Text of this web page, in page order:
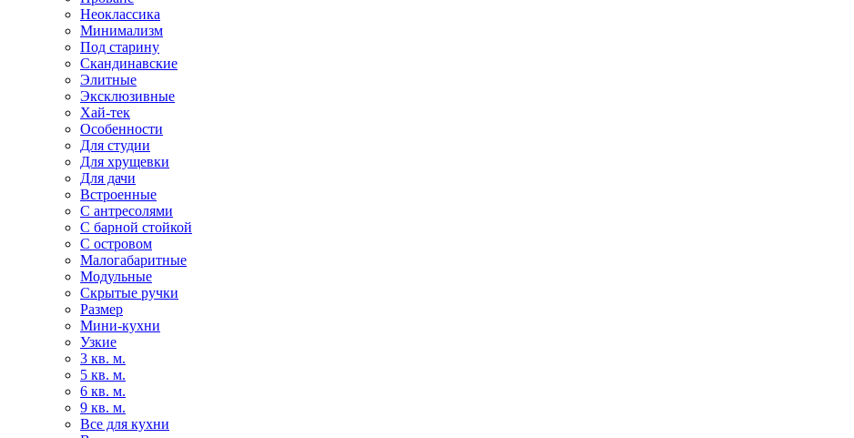
Неоклассика
Минимализм
Под старину
Скандинавские
Элитные
Эксклюзивные
Хай-тек
Особенности
Для студии
Для хрущевки
Для дачи
Встроенные
С антресолями
С барной стойкой
С островом
Малогабаритные
Модульные
Скрытые ручки
Размер
Мини-кухни
Узкие
3 кв. м.
5 кв. м.
6 кв. м.
9 кв. м.
Все для кухни